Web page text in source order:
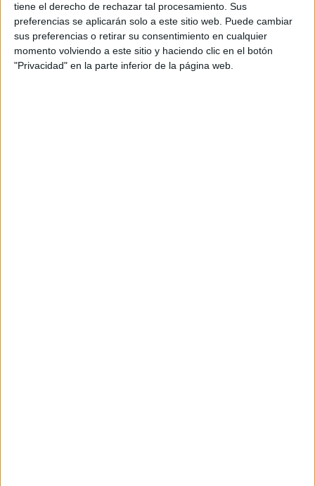
tiene el derecho de rechazar tal procesamiento. Sus
preferencias se aplicarán solo a este sitio web. Puede cambiar
sus preferencias o retirar su consentimiento en cualquier
momento volviendo a este sitio y haciendo clic en el botón
"Privacidad" en la parte inferior de la página web.
Aceites de Oliva y Vinos
IES Priorat
Falset Grado Medio Público